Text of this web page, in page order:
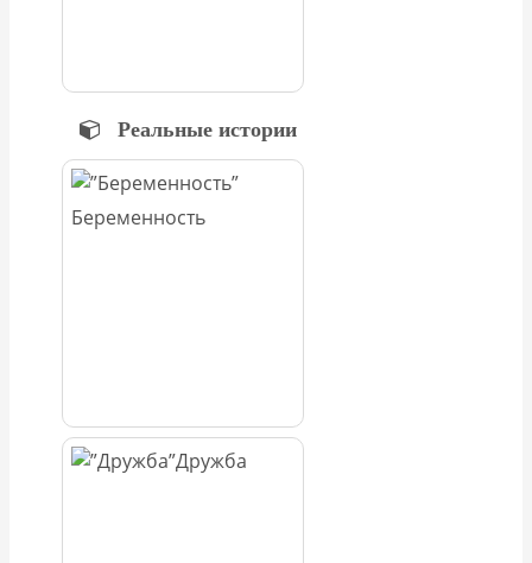
Реальные истории
Беременность
Дружба